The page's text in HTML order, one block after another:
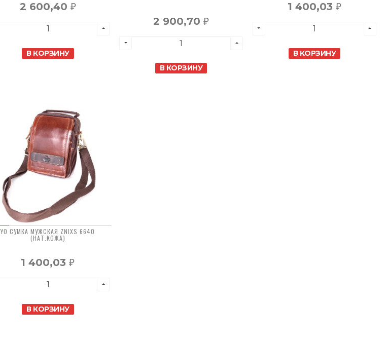
2 600,40 ₽
В КОРЗИНУ
2 900,70₽
В КОРЗИНУ
1 400,03 ₽
В КОРЗИНУ
YO СУМКА МУЖСКАЯ ZNIXS 6640
(НАТ.КОЖА)
1 400,03₽
В КОРЗИНУ